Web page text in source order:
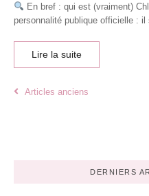
En bref : qui est (vraiment)
personnalité publique officielle : il
Lire la suite
Articles anciens
DERNIERS